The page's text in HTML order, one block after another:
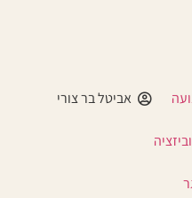
אביטל בר צורי